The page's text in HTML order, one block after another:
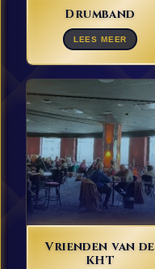
Drumband
LEES MEER
Vrienden van de
KHT